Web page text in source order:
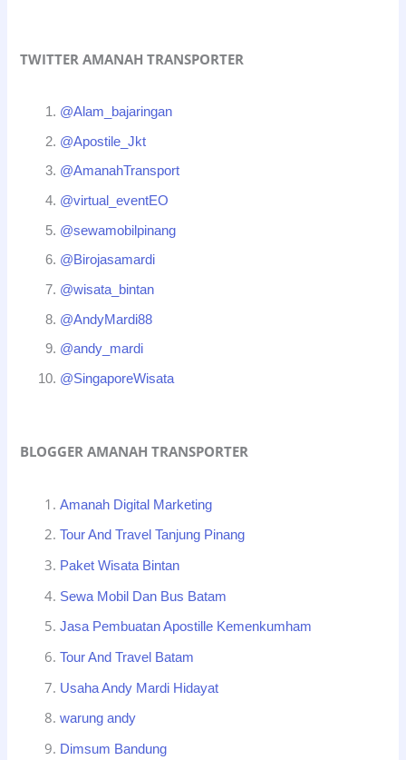
TWITTER AMANAH TRANSPORTER
@Alam_bajaringan
@Apostile_Jkt
@AmanahTransport
@virtual_eventEO
@sewamobilpinang
@Birojasamardi
@wisata_bintan
@AndyMardi88
@andy_mardi
@SingaporeWisata
BLOGGER AMANAH TRANSPORTER
Amanah Digital Marketing
Tour And Travel Tanjung Pinang
Paket Wisata Bintan
Sewa Mobil Dan Bus Batam
Jasa Pembuatan Apostille Kemenkumham
Tour And Travel Batam
Usaha Andy Mardi Hidayat
warung andy
Dimsum Bandung